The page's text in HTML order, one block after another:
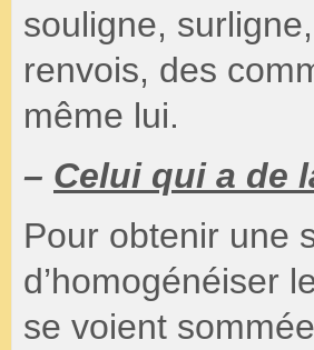
souligne,
renvois, des
même lui.
– Celui qui a de
Pour obtenir une
d’homogénéiser
se voient